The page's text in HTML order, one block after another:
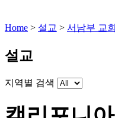
Home > 설교 > 서남부 교회
설교
지역별 검색